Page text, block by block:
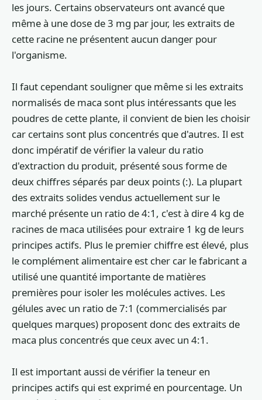
les jours. Certains observateurs ont avancé que
même à une dose de 3 mg par jour, les extraits de
cette racine ne présentent aucun danger pour
l'organisme.
Il faut cependant souligner que même si les extraits
normalisés de maca sont plus intéressants que les
poudres de cette plante, il convient de bien les choisir
car certains sont plus concentrés que d'autres. Il est
donc impératif de vérifier la valeur du ratio
d'extraction du produit, présenté sous forme de
deux chiffres séparés par deux points (:). La plupart
des extraits solides vendus actuellement sur le
marché présente un ratio de 4:1, c'est à dire 4 kg de
racines de maca utilisées pour extraire 1 kg de leurs
principes actifs. Plus le premier chiffre est élevé, plus
le complément alimentaire est cher car le fabricant a
utilisé une quantité importante de matières
premières pour isoler les molécules actives. Les
gélules avec un ratio de 7:1 (commercialisés par
quelques marques) proposent donc des extraits de
maca plus concentrés que ceux avec un 4:1.
Il est important aussi de vérifier la teneur en
principes actifs qui est exprimé en pourcentage. Un